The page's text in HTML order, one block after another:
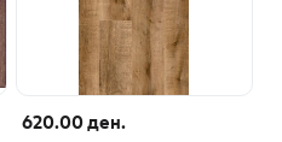
620.00 ден.